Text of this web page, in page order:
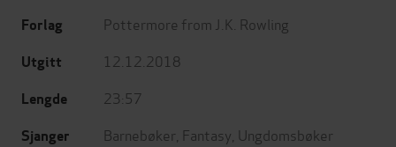
Forlag Pottermore from J.K. Rowling
Utgitt 12.12.2018
Lengde 23:57
Sjanger Barnebøker Fantasy Ungdomsbøker